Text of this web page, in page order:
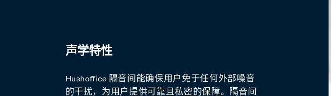
声学特性
Hushoffice 隔音间能确保用户免于任何外部噪音
的干扰，为用户提供可靠且私密的保障。隔音间
Hushoffice 隔音间设计可轻松适配任意办公室内
通风和新鲜空气
Hushoffice 隔音间内良好的通风可改善其内环